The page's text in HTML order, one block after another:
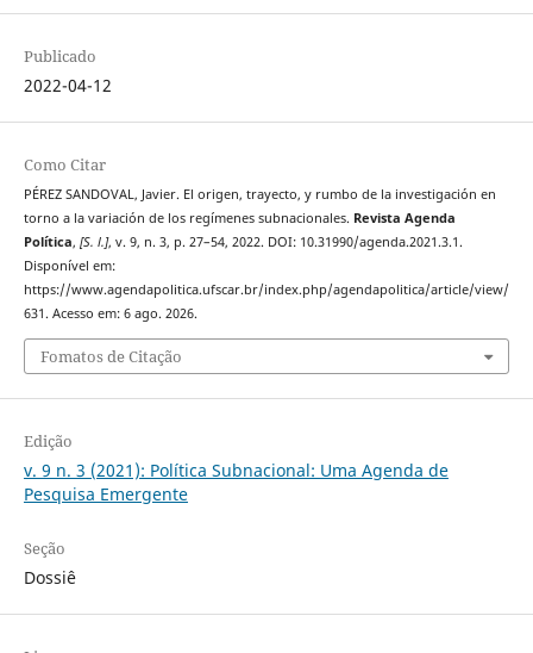
Publicado
2022-04-12
Como Citar
PÉREZ SANDOVAL, Javier. El origen, trayecto, y rumbo de la investigación en
torno a la variación de los regímenes subnacionales. Revista Agenda
Política, [S. l.], v. 9, n. 3, p. 27–54, 2022. DOI: 10.31990/agenda.2021.3.1.
Disponível em:
https://www.agendapolitica.ufscar.br/index.php/agendapolitica/article/view/
631. Acesso em: 6 ago. 2026.
Fomatos de Citação
Edição
v. 9 n. 3 (2021): Política Subnacional: Uma Agenda de
Pesquisa Emergente
Seção
Dossiê